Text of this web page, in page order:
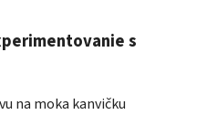
s
na moka kanvičku